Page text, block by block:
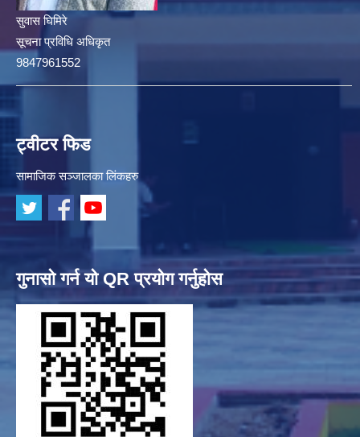
सुवास घिमिरे
सूचना प्रविधि अधिकृत
9847961552
ट्वीटर फिड
सामाजिक सञ्जालका लिंकहरु
गुनासो गर्न यो QR प्रयोग गर्नुहोस